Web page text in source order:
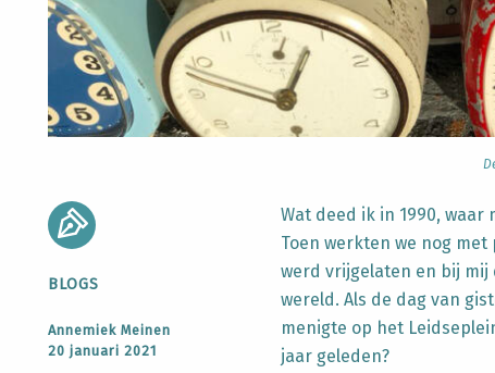
BLOGS
Annemiek Meinen
20 januari 2021
Wat deed ik in 1990,
Toen werkten we nog
werd vrijgelaten en bij
wereld. Als de dag van
menigte op het
jaar geleden?